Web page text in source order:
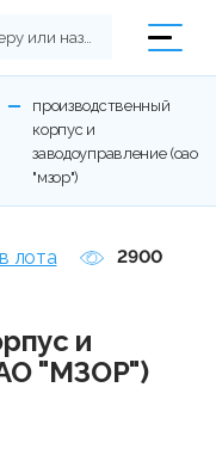
производственный
корпус и
заводоуправление (оао
"мзор")
лота 2900
и
"МЗОР")